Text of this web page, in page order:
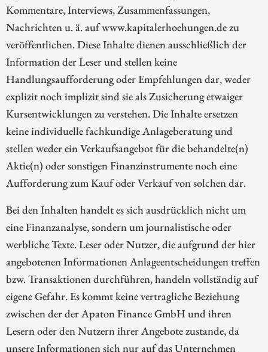
Kommentare, Interviews, Zusammenfassungen,
Nachrichten u. ä. auf www.kapitalerhoehungen.de zu
veröffentlichen. Diese Inhalte dienen ausschließlich der
Information der Leser und stellen keine
Handlungsaufforderung oder Empfehlungen dar, weder
explizit noch implizit sind sie als Zusicherung etwaiger
Kursentwicklungen zu verstehen. Die Inhalte ersetzen
keine individuelle fachkundige Anlageberatung und
stellen weder ein Verkaufsangebot für die behandelte(n)
Aktie(n) oder sonstigen Finanzinstrumente noch eine
Aufforderung zum Kauf oder Verkauf von solchen dar.
Bei den Inhalten handelt es sich ausdrücklich nicht um
eine Finanzanalyse, sondern um journalistische oder
werbliche Texte. Leser oder Nutzer, die aufgrund der hier
angebotenen Informationen Anlageentscheidungen treffen
bzw. Transaktionen durchführen, handeln vollständig auf
eigene Gefahr. Es kommt keine vertragliche Beziehung
zwischen der der Apaton Finance GmbH und ihren
Lesern oder den Nutzern ihrer Angebote zustande, da
unsere Informationen sich nur auf das Unternehmen